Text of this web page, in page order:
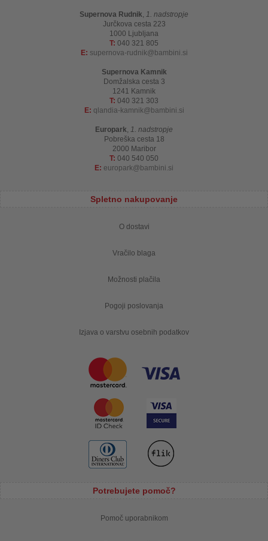
Supernova Rudnik, 1. nadstropje
Jurčkova cesta 223
1000 Ljubljana
T: 040 321 805
E: supernova-rudnik bambini.si
Supernova Kamnik
Domžalska cesta 3
1241 Kamnik
T: 040 321 303
E: qlandia-kamnik bambini.si
Europark, 1. nadstropje
Pobreška cesta 18
2000 Maribor
T: 040 540 050
E: europark bambini.si
Spletno nakupovanje
O dostavi
Vračilo blaga
Možnosti plačila
Pogoji poslovanja
Izjava o varstvu osebnih podatkov
Potrebujete pomoč?
Pomoč uporabnikom